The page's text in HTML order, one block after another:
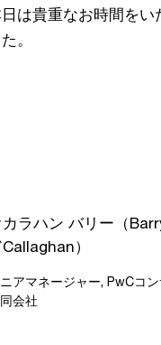
は貴重なお時間をい
。
カラハン バリー（
）
アマネージャー, PwCコ
会社